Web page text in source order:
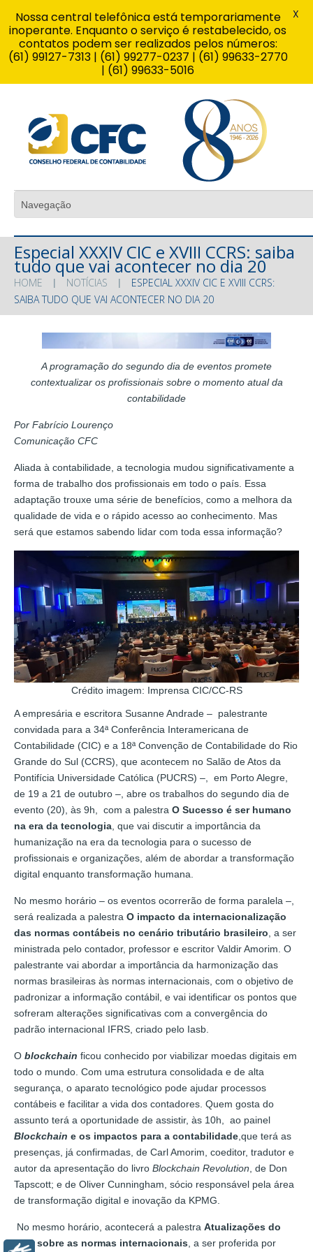
Especial XXXIV CIC e XVIII CCRS: saiba
tudo que vai acontecer no dia 20
HOME NOTÍCIAS
ESPECIAL XXXIV CIC E XVIII CCRS:
SAIBA TUDO QUE VAI ACONTECER NO DIA 20
A programação do segundo dia de eventos promete
contextualizar os profissionais sobre o momento atual da
contabilidade
Por Fabrício Lourenço
Comunicação CFC
Aliada à contabilidade, a tecnologia mudou significativamente a
forma de trabalho dos profissionais em todo o país. Essa
adaptação trouxe uma série de benefícios, como a melhora da
qualidade de vida e o rápido acesso ao conhecimento. Mas
será que estamos sabendo lidar com toda essa informação?
Crédito imagem: Imprensa CIC/CC-RS
A empresária e escritora Susanne Andrade – palestrante
convidada para a 34ª Conferência Interamericana de
Contabilidade (CIC) e a 18ª Convenção de Contabilidade do Rio
Grande do Sul (CCRS), que acontecem no Salão de Atos da
Pontifícia Universidade Católica (PUCRS) –, em Porto Alegre,
de 19 a 21 de outubro –, abre os trabalhos do segundo dia de
evento (20), às 9h, com a palestra O Sucesso é ser humano
na era da tecnologia , que vai discutir a importância da
humanização na era da tecnologia para o sucesso de
profissionais e organizações, além de abordar a transformação
digital enquanto transformação humana.
No mesmo horário – os eventos ocorrerão de forma paralela –,
será realizada a palestra O impacto da internacionalização
das normas contábeis no cenário tributário brasileiro , a ser
ministrada pelo contador, professor e escritor Valdir Amorim. O
palestrante vai abordar a importância da harmonização das
normas brasileiras às normas internacionais, com o objetivo de
padronizar a informação contábil, e vai identificar os pontos que
sofreram alterações significativas com a convergência do
padrão internacional IFRS, criado pelo Iasb.
O blockchain ficou conhecido por viabilizar moedas digitais em
todo o mundo. Com uma estrutura consolidada e de alta
segurança, o aparato tecnológico pode ajudar processos
contábeis e facilitar a vida dos contadores. Quem gosta do
assunto terá a oportunidade de assistir, às 10h, ao painel
Blockchain e os impactos para a contabilidade ,que terá as
presenças, já confirmadas, de Carl Amorim, coeditor, tradutor e
autor da apresentação do livro Blockchain Revolution , de Don
Tapscott; e de Oliver Cunningham, sócio responsável pela área
de transformação digital e inovação da KPMG.
No mesmo horário, acontecerá a palestra Atualizações do
Iasb sobre as normas internacionais , a ser proferida por
Nossa central telefônica está temporariamente
inoperante. Enquanto o serviço é restabelecido, os
contatos podem ser realizados pelos números:
(61) 99127-7313 | (61) 99277-0237 | (61) 99633-2770
| (61) 99633-5016
X